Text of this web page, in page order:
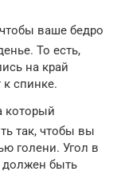
ваше бедро
То есть,
на край
спинке.
который
так, чтобы вы
голени. Угол в
должен быть